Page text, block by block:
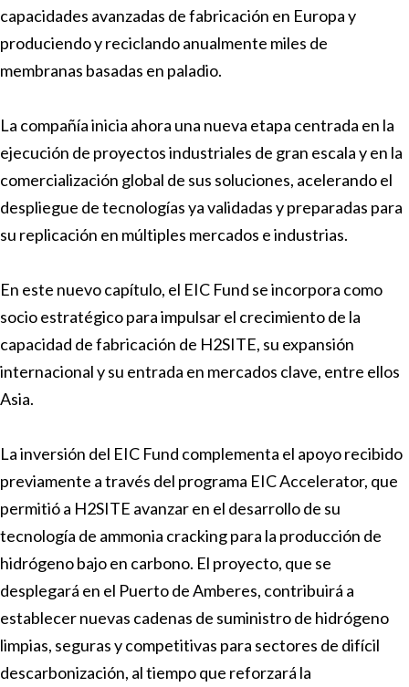
capacidades avanzadas de fabricación en Europa y
produciendo y reciclando anualmente miles de
membranas basadas en paladio.
La compañía inicia ahora una nueva etapa centrada en la
ejecución de proyectos industriales de gran escala y en la
comercialización global de sus soluciones, acelerando el
despliegue de tecnologías ya validadas y preparadas para
su replicación en múltiples mercados e industrias.
En este nuevo capítulo, el EIC Fund se incorpora como
socio estratégico para impulsar el crecimiento de la
capacidad de fabricación de H2SITE, su expansión
internacional y su entrada en mercados clave, entre ellos
Asia.
La inversión del EIC Fund complementa el apoyo recibido
previamente a través del programa EIC Accelerator, que
permitió a H2SITE avanzar en el desarrollo de su
tecnología de ammonia cracking para la producción de
hidrógeno bajo en carbono. El proyecto, que se
desplegará en el Puerto de Amberes, contribuirá a
establecer nuevas cadenas de suministro de hidrógeno
limpias, seguras y competitivas para sectores de difícil
descarbonización, al tiempo que reforzará la